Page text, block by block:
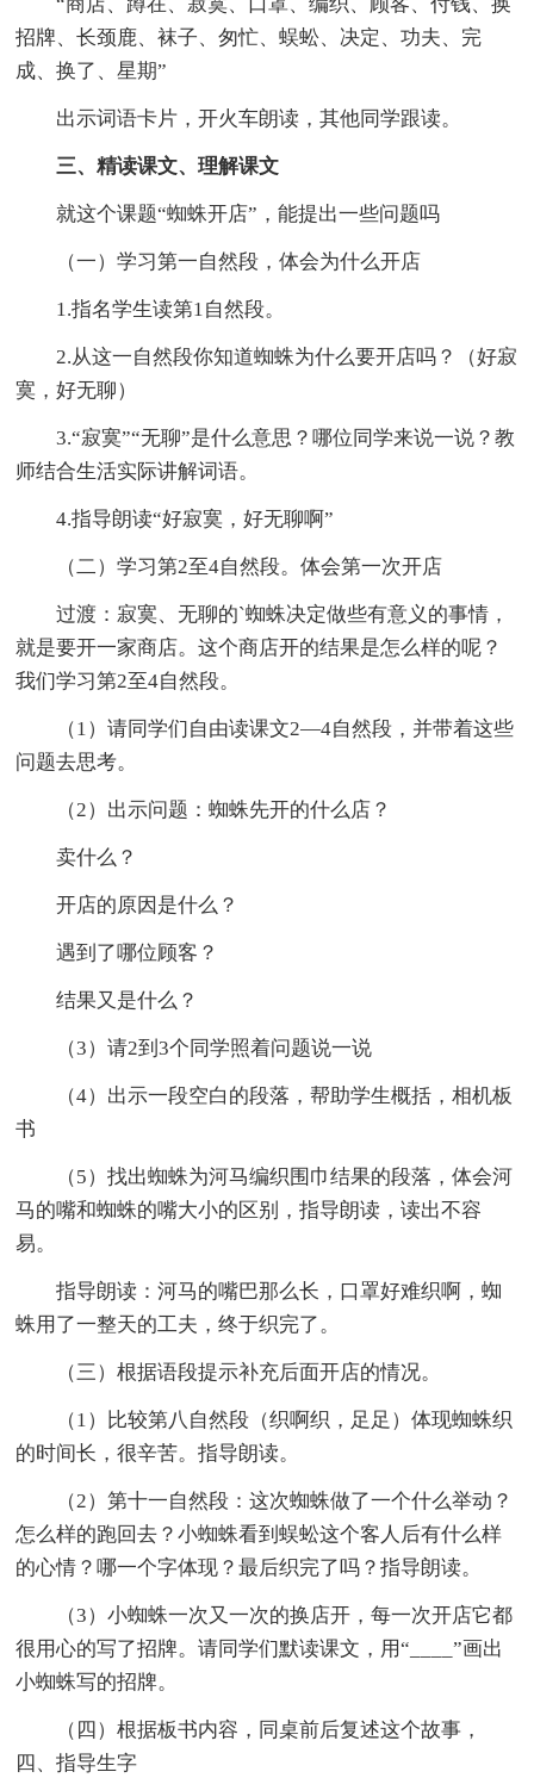
“商店、蹲在、寂寞、口罩、编织、顾客、付钱、换
招牌、长颈鹿、袜子、匆忙、蜈蚣、决定、功夫、完
成、换了、星期”
出示词语卡片，开火车朗读，其他同学跟读。
三、精读课文、理解课文
就这个课题“蜘蛛开店”，能提出一些问题吗
（一）学习第一自然段，体会为什么开店
1.指名学生读第1自然段。
2.从这一自然段你知道蜘蛛为什么要开店吗？（好寂
寞，好无聊）
3.“寂寞”“无聊”是什么意思？哪位同学来说一说？教
师结合生活实际讲解词语。
4.指导朗读“好寂寞，好无聊啊”
（二）学习第2至4自然段。体会第一次开店
过渡：寂寞、无聊的`蜘蛛决定做些有意义的事情，
就是要开一家商店。这个商店开的结果是怎么样的呢？
我们学习第2至4自然段。
（1）请同学们自由读课文2—4自然段，并带着这些
问题去思考。
（2）出示问题：蜘蛛先开的什么店？
卖什么？
开店的原因是什么？
遇到了哪位顾客？
结果又是什么？
（3）请2到3个同学照着问题说一说
（4）出示一段空白的段落，帮助学生概括，相机板
书
（5）找出蜘蛛为河马编织围巾结果的段落，体会河
马的嘴和蜘蛛的嘴大小的区别，指导朗读，读出不容
易。
指导朗读：河马的嘴巴那么长，口罩好难织啊，蜘
蛛用了一整天的工夫，终于织完了。
（三）根据语段提示补充后面开店的情况。
（1）比较第八自然段（织啊织，足足）体现蜘蛛织
的时间长，很辛苦。指导朗读。
（2）第十一自然段：这次蜘蛛做了一个什么举动？
怎么样的跑回去？小蜘蛛看到蜈蚣这个客人后有什么样
的心情？哪一个字体现？最后织完了吗？指导朗读。
（3）小蜘蛛一次又一次的换店开，每一次开店它都
很用心的写了招牌。请同学们默读课文，用“____”画出
小蜘蛛写的招牌。
（四）根据板书内容，同桌前后复述这个故事，
四、指导生字